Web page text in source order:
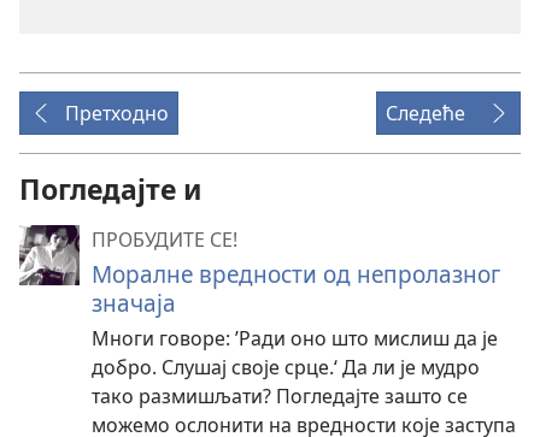
Претходно Следеће
Погледајте и
ПРОБУДИТЕ СЕ!
Моралне вредности од непролазног
значаја
Многи говоре: ’Ради оно што мислиш да је
добро. Слушај своје срце.‘ Да ли је мудро
тако размишљати? Погледајте зашто се
можемо ослонити на вредности које заступа